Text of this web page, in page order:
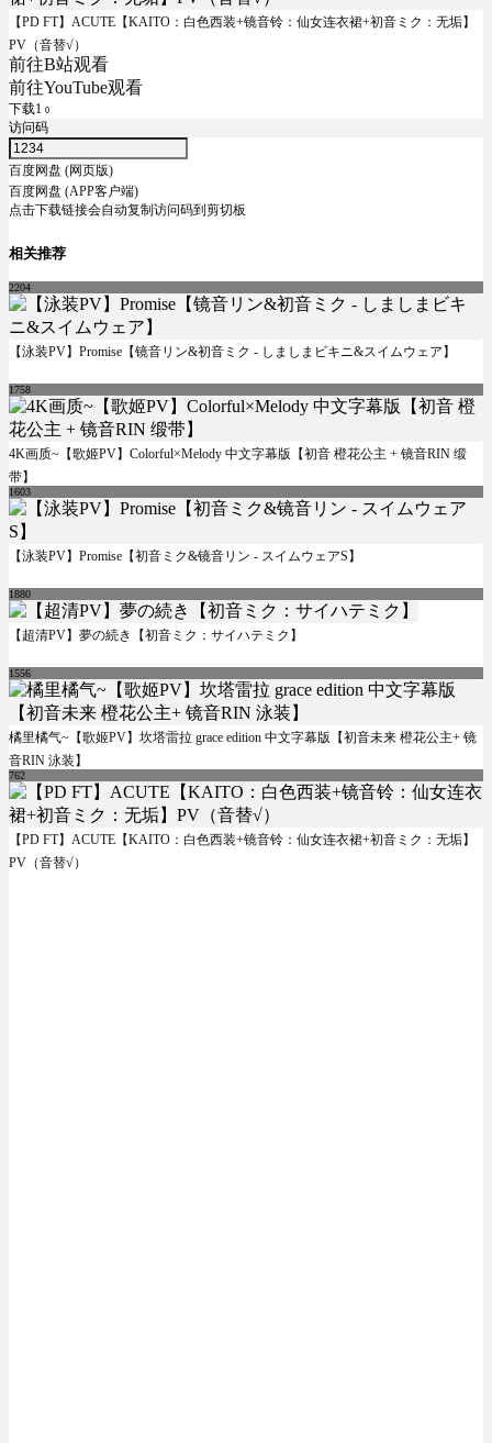
【PD FT】ACUTE【KAITO：白色西装+镜音铃：仙女连衣裙+初音ミク：无垢】
PV（音替√）
前往B站观看
前往YouTube观看
下载1 0
访问码
百度网盘 (网页版)
百度网盘 (APP客户端)
点击下载链接会自动复制访问码到剪切板
相关推荐
2204
【泳装PV】Promise【镜音リン&初音ミク - しましまビキニ&スイムウェア】
1758
4K画质~【歌姬PV】Colorful×Melody 中文字幕版【初音 橙花公主 + 镜音RIN 缎
带】
1603
【泳装PV】Promise【初音ミク&镜音リン - スイムウェアS】
1880
【超清PV】夢の続き【初音ミク：サイハテミク】
1556
橘里橘气~【歌姬PV】坎塔雷拉 grace edition 中文字幕版【初音未来 橙花公主+ 镜
音RIN 泳装】
762
【PD FT】ACUTE【KAITO：白色西装+镜音铃：仙女连衣裙+初音ミク：无垢】
PV（音替√）